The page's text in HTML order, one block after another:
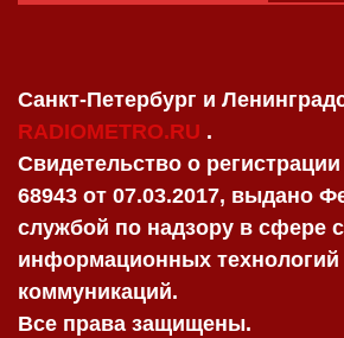
Санкт-Петербург и
RADIOMETRO.RU .
Свидетельство о
68943 от 07.03.2017, выдано
службой по надзору в сфере
информационных
коммуникаций.
Все права защищены.